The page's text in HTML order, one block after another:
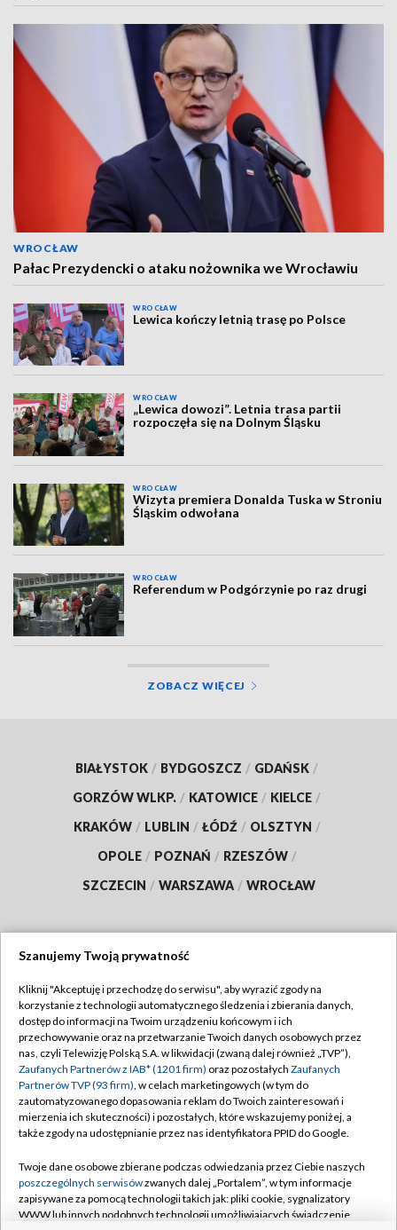
WROCŁAW
Pałac Prezydencki o ataku nożownika we Wrocławiu
WROCŁAW
Lewica kończy letnią trasę po Polsce
WROCŁAW
„Lewica dowozi”. Letnia trasa partii
rozpoczęła się na Dolnym Śląsku
WROCŁAW
Wizyta premiera Donalda Tuska w Stroniu
Śląskim odwołana
WROCŁAW
Referendum w Podgórzynie po raz drugi
ZOBACZ WIĘCEJ
BIAŁYSTOK / BYDGOSZCZ / GDAŃSK /
GORZÓW WLKP. / KATOWICE / KIELCE /
KRAKÓW / LUBLIN / ŁÓDŹ / OLSZTYN /
OPOLE / POZNAŃ / RZESZÓW /
SZCZECIN / WARSZAWA / WROCŁAW
TVP
Abonament TVP
Emisja w TVP
Centrum informacji TVP
Naziemna Telewizja Cyfrowa
Rada Programowa
System NOS
Regulamin TVP
Polityka prywatności
Moje zgody
Pomoc
Kontakt
Szanujemy Twoją prywatność
Kliknij "Akceptuję i przechodzę do serwisu", aby wyrazić zgody na
korzystanie z technologii automatycznego śledzenia i zbierania danych,
dostęp do informacji na Twoim urządzeniu końcowym i ich
przechowywanie oraz na przetwarzanie Twoich danych osobowych przez
nas, czyli Telewizję Polską S.A. w likwidacji (zwaną dalej również „TVP”),
Zaufanych Partnerów z IAB* (1201 firm) oraz pozostałych Zaufanych
Partnerów TVP (93 firm), w celach marketingowych (w tym do
zautomatyzowanego dopasowania reklam do Twoich zainteresowań i
mierzenia ich skuteczności) i pozostałych, które wskazujemy poniżej, a
także zgody na udostępnianie przez nas identyfikatora PPID do Google.
Twoje dane osobowe zbierane podczas odwiedzania przez Ciebie naszych
poszczególnych serwisówzwanych dalej „Portalem”, w tym informacje
zapisywane za pomocą technologii takich jak: pliki cookie, sygnalizatory
WWW lub innych podobnych technologii umożliwiających świadczenie